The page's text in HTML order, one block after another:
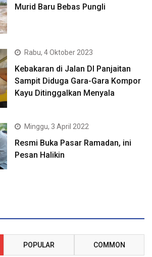
Murid Baru Bebas Pungli
Rabu, 4 Oktober 2023
Kebakaran di Jalan DI Panjaitan
Sampit Diduga Gara-Gara Kompor
Kayu Ditinggalkan Menyala
Minggu, 3 April 2022
Resmi Buka Pasar Ramadan, ini
Pesan Halikin
POPULAR COMMON